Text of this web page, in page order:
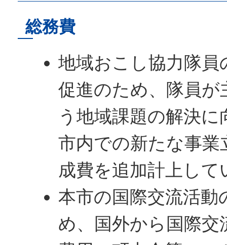
総務費
地域おこし協力隊員
促進のため、隊員が
う地域課題の解決
市内での新たな事業
成費を追加計上して
本市の国際交流活動
め、国外から国際交